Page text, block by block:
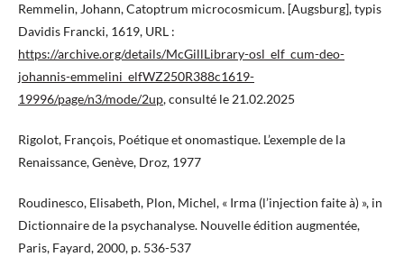
Remmelin, Johann, Catoptrum microcosmicum. [Augsburg], typis
Davidis Francki, 1619, URL :
https://archive.org/details/McGillLibrary-osl_elf_cum-deo-
johannis-emmelini_elfWZ250R388c1619-
19996/page/n3/mode/2up, consulté le 21.02.2025
Rigolot, François, Poétique et onomastique. L’exemple de la
Renaissance, Genève, Droz, 1977
Roudinesco, Elisabeth, Plon, Michel, « Irma (l’injection faite à) », in
Dictionnaire de la psychanalyse. Nouvelle édition augmentée,
Paris, Fayard, 2000, p. 536-537